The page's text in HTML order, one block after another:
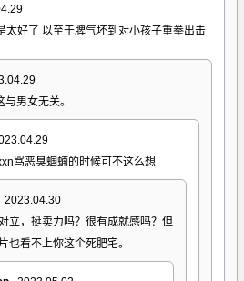
太好了 以至于脾气坏到对小孩子重拳出击
男女无关。
骂恶臭蝈蝻的时候可不这么想
2023.04.30
立，挺卖力吗？很有成就感吗？但
也看不上你这个死肥宅。